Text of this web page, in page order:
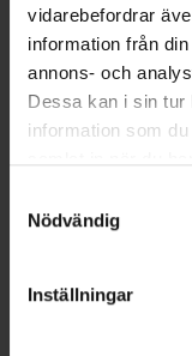
vidarebefordrar
information från
annons- och
Dessa kan i sin tur
information som
Nödvändig
Inställningar
Malmö
Huvudkontor,